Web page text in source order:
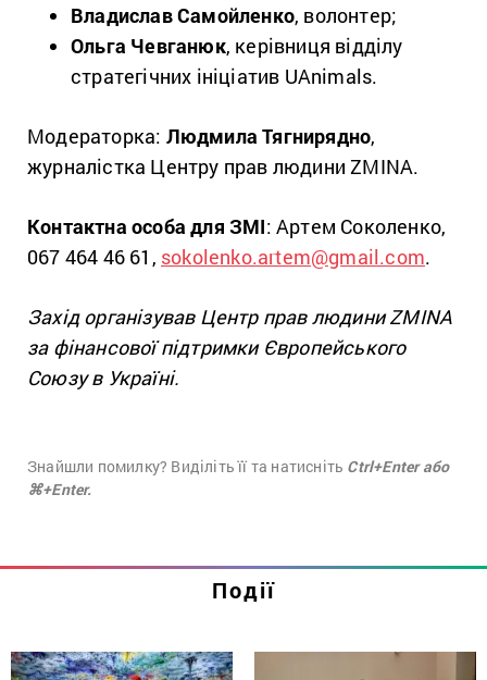
Владислав Самойленко, волонтер;
Ольга Чевганюк, керівниця відділу
стратегічних ініціатив UAnimals.
Модераторка: Людмила Тягнирядно,
журналістка Центру прав людини ZMINA.
Контактна особа для ЗМІ: Артем Соколенко,
067 464 46 61, sokolenko.artem@gmail.com.
Захід організував Центр прав людини ZMINA
за фінансової підтримки Європейського
Союзу в Україні.
Знайшли помилку? Виділіть її та натисніть Ctrl+Enter або
⌘+Enter.
Події